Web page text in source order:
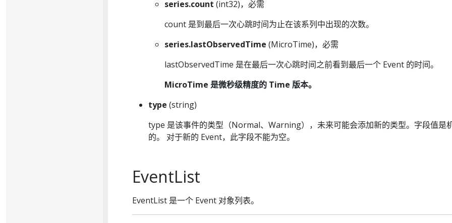
series.count (int32)，必需
count 是到最后一次心跳时间为止在该系列中出现的次数。
series.lastObservedTime (MicroTime)，必需
lastObservedTime 是在最后一次心跳时间之前看到最后一个 Event 的时间。
MicroTime 是微秒级精度的 Time 版本。
type (string)
type 是该事件的类型（Normal、Warning），未来可能会添加新的类型。字段值是
的。 对于新的 Event，此字段不能为空。
EventList
EventList 是一个 Event 对象列表。